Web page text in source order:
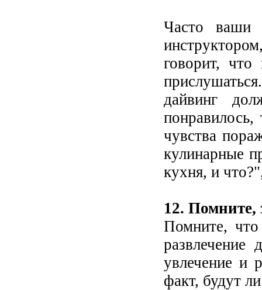
Часто ваши
говорит,
дайвинг
чувства
кулинарные
кухня, и
12. Помните,
Помните, что
увлечение и
факт, будут